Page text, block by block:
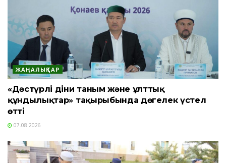
ЖАҢАЛЫҚТАР
«Дәстүрлі діни таным және ұлттық
құндылықтар» тақырыбында дөңгелек үстел
өтті
07.08.2026